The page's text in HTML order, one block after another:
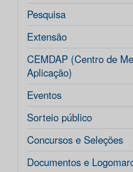
Pesquisa
Extensão
CEMDAP (Centro de
Aplicação)
Eventos
Sorteio público
Concursos e Seleções
Documentos e